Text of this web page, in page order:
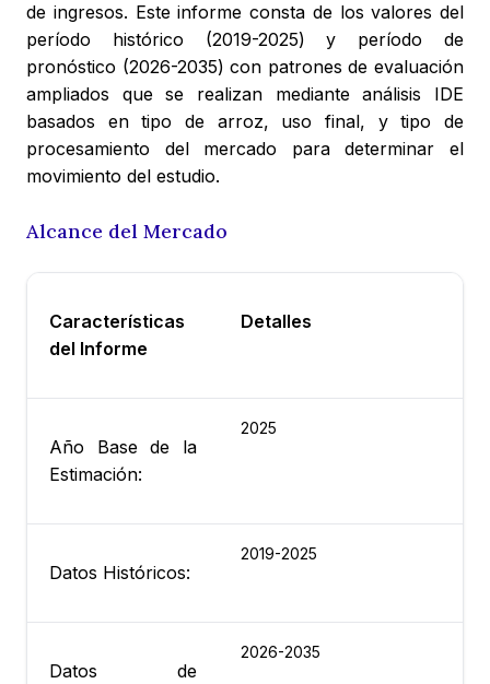
de ingresos. Este informe consta de los valores del
período histórico (2019-2025) y período de
pronóstico (2026-2035) con patrones de evaluación
ampliados que se realizan mediante análisis IDE
basados en tipo de arroz, uso final, y tipo de
procesamiento del mercado para determinar el
movimiento del estudio.
Alcance del Mercado
Características
del Informe
Detalles
Año Base de la
Estimación:
2025
Datos Históricos:
2019-2025
Datos de
2026-2035